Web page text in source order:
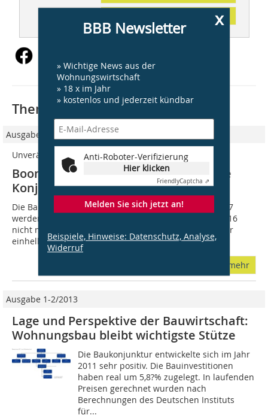
x
BBB Newsletter
» Wichtige News aus der
Wohnungswirtschaft
» 18 x im Jahr
» kostenlos und jederzeit kündbar
Anti-Roboter-Verifizierung
Hier klicken
FriendlyCaptcha ⇗
Melden Sie sich jetzt an!
Beispiele, Hinweise: Datenschutz, Analyse,
Widerruf
Thematisch passende Artikel:
Ausgabe 1-2/2017
Unverändert vorteilhafte Rahmenbedingungen
Boom im Wohnungsneubau stützt die
Konjunktur
Die Baukonjunktur verläuft weiterhin sehr positiv. 2017
werden zwar die sehr hohen Wachstumswerte von 2016
nicht mehr erreicht werden, die Prognosen gehen aber
einhellig von einer deutlichen Zunahme...
mehr
Ausgabe 1-2/2013
Lage und Perspektive der Bauwirtschaft:
Wohnungsbau bleibt wichtigste Stütze
Die Baukonjunktur entwickelte sich im Jahr
2011 sehr positiv. Die Bauinvestitionen
haben real um 5,8?% zugelegt. In laufenden
Preisen gerechnet wurden nach
Berechnungen des Deutschen Instituts
für...